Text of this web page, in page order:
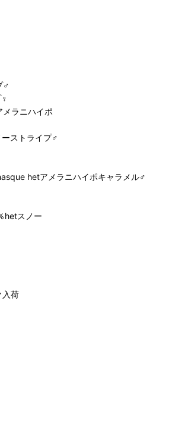
♂
ラニハイポ
ストライプ♂
hetアメラニハイポキャラメル♂
hetスノー
入荷